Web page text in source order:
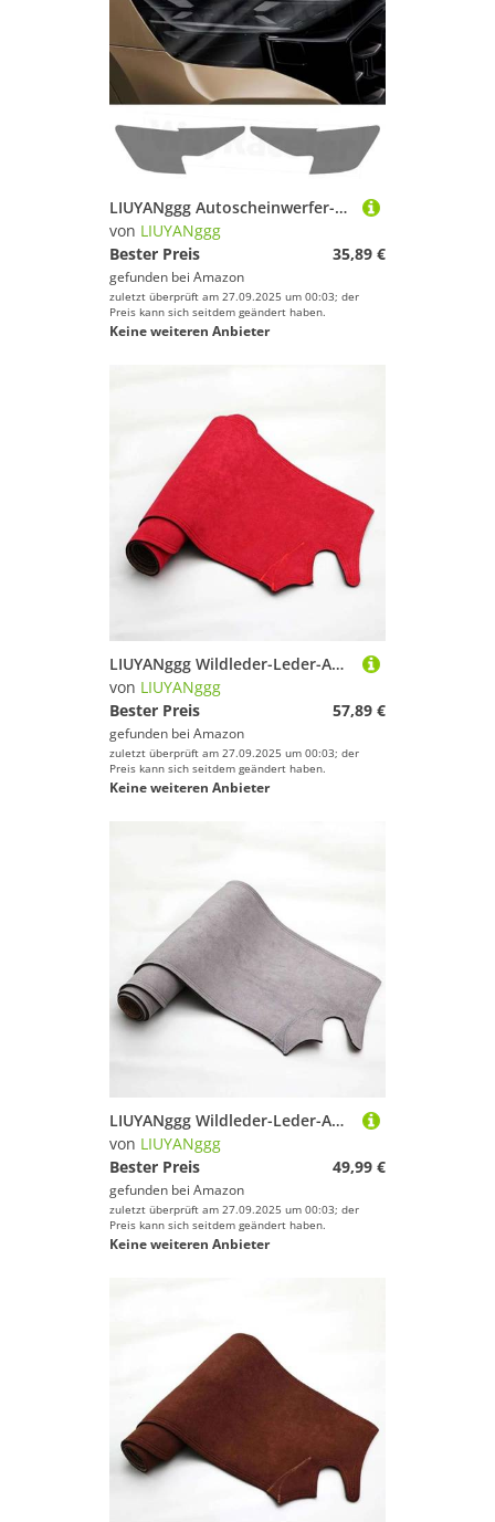
LIUYANggg Autoscheinwerfer-Schutzfolie, Frontlicht, transparent, geräucherter schwarzer TPU-Aufkleber, passend für Audi Q8 2025, SQ8 2026, RSQ8 S Line
von LIUYANggg
Bester Preis
35,89 €
gefunden bei Amazon
zuletzt überprüft am 27.09.2025 um 00:03; der
Preis kann sich seitdem geändert haben.
Keine weiteren Anbieter
LIUYANggg Wildleder-Leder-Auto-Armaturenbrett-Matte, Armaturenbrett-Pad-Teppich, passend für Honda Stepwgn Spada RK1 RK2 RK5 RK6 2009 2010–2014
von LIUYANggg
Bester Preis
57,89 €
gefunden bei Amazon
zuletzt überprüft am 27.09.2025 um 00:03; der
Preis kann sich seitdem geändert haben.
Keine weiteren Anbieter
LIUYANggg Wildleder-Leder-Auto-Armaturenbrett-Matte, Armaturenbrett-Pad-Teppich, passend für Mercedes Benz GLK X204 GLK280 GLK300 GLK350 GLK220
von LIUYANggg
Bester Preis
49,99 €
gefunden bei Amazon
zuletzt überprüft am 27.09.2025 um 00:03; der
Preis kann sich seitdem geändert haben.
Keine weiteren Anbieter